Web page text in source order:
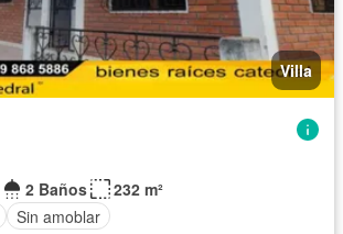
Villa
2 Baños
232 m²
Sin amoblar